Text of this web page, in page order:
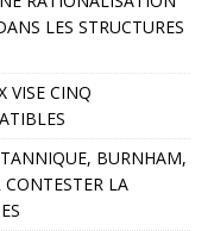
LES STRUCTURES
VISE CINQ
BURNHAM,
CONTESTER LA